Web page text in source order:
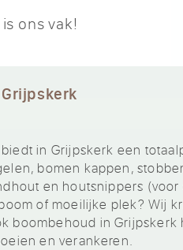
ons vak!
in Grijpskerk een
bomen kappen,
en houtsnippers (voor
of moeilijke plek? Wij
boombehoud in Grijpskerk
en verankeren.